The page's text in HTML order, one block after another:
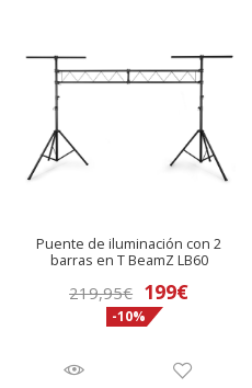
Puente de iluminación con 2
barras en T BeamZ LB60
219,95€ El
precio
199€El
es:
-10%